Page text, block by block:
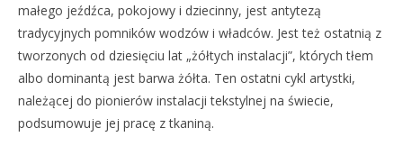
małego jeźdźca, pokojowy i dziecinny, jest antytezą
tradycyjnych pomników wodzów i władców. Jest też ostatnią z
tworzonych od dziesięciu lat „żółtych instalacji”, których tłem
albo dominantą jest barwa żółta. Ten ostatni cykl artystki,
należącej do pionierów instalacji tekstylnej na świecie,
podsumowuje jej pracę z tkaniną.